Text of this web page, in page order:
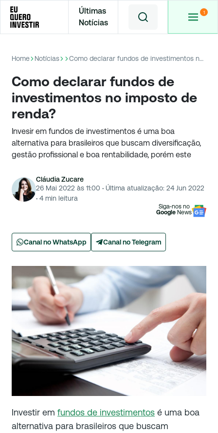
Últimas
Notícias
Home Notícias Como declarar fundos de investimentos no imposto de renda?
Como declarar fundos de
investimentos no imposto de
renda?
Invesir em fundos de investimentos é uma boa
alternativa para brasileiros que buscam diversificação,
gestão profissional e boa rentabilidade, porém este
Cláudia Zucare
26 Mai 2022 às 11:00 · Última atualização: 24 Jun 2022
· 4min leitura
Siga-nos no
Google News
Canal no WhatsApp Canal no Telegram
Investir em fundos de investimentos é uma boa
alternativa para brasileiros que buscam